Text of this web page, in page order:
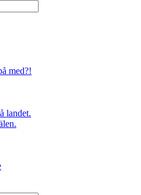
med?!
landet.